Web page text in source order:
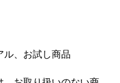
ル、お試し商品